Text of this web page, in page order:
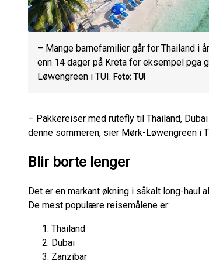
– Mange barnefamilier går for Thailand i
enn 14 dager på Kreta for eksempel pga
Løwengreen i TUI. Foto: TUI
– Pakkereiser med rutefly til Thailand,
denne sommeren, sier Mørk-Løwengreen i
Blir borte lenger
Det er en markant økning i såkalt long-haul
De mest populære reisemålene er:
Thailand
Dubai
Zanzibar